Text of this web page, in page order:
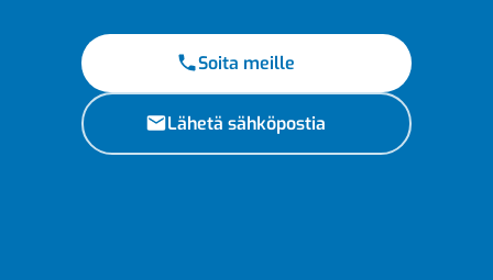
Soita meille
Lähetä sähköpostia